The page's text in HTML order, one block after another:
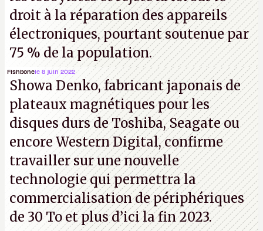
droit à la réparation des appareils
électroniques, pourtant soutenue par
75 % de la population.
Fishbonele 8 juin 2022
Showa Denko, fabricant japonais de
plateaux magnétiques pour les
disques durs de Toshiba, Seagate ou
encore Western Digital, confirme
travailler sur une nouvelle
technologie qui permettra la
commercialisation de périphériques
de 30 To et plus d’ici la fin 2023.